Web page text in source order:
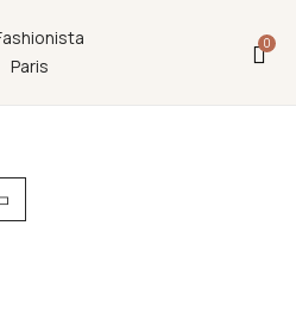
0
17 juillet 16h au 12 août.
et aucune
main propre ne sera